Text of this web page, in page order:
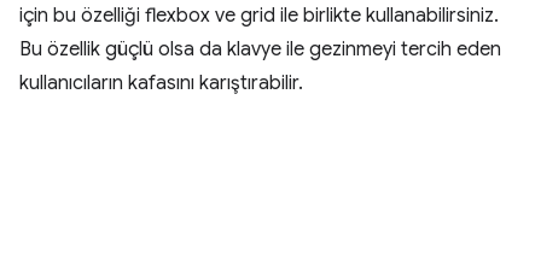
için bu özelliği flexbox ve grid ile birlikte kullanabilirsiniz.
Bu özellik güçlü olsa da klavye ile gezinmeyi tercih eden
kullanıcıların kafasını karıştırabilir.